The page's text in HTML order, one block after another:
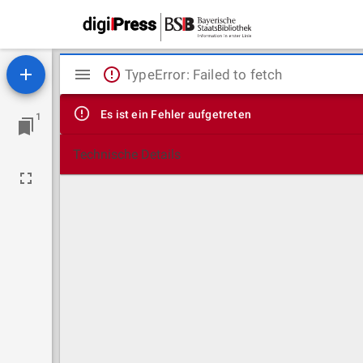
1
Mirador
Viewer
TypeError: Failed to fetch
Es ist ein Fehler aufgetreten
Technische Details